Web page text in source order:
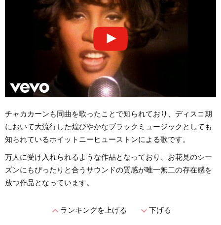
チャカカーンも同曲を歌ったことで知られており、ディスコ期
において大流行した煌びやかなブラックミュージックとしても
知られているホイットニーヒューストンによる歌です。
万人に受け入れられるような作品となっており、お花見のシー
ズンにもぴったりと合うサウンドの質感が唯一無二の存在感を
放つ作品となっています。
expand_lessランキングを上げる expand_more下げる